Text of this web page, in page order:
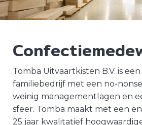
Tomba Uitvaartkisten B.V. is
familiebedrijf met een no-
weinig managementlagen en
sfeer. Tomba maakt met een
25 jaar kwalitatief